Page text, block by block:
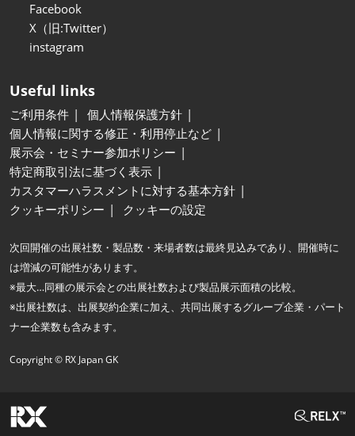
Facebook
X（旧:Twitter）
instagram
Useful links
ご利用条件
個人情報保護方針
個人情報に関する修正・利用停止など
展示会・セミナー参加ポリシー
特定商取引法に基づく表示
カスタマーハラスメントに対する基本方針
クッキーポリシー
クッキーの設定
次回開催の出展社数・製品数・来場者数は最終見込みであり、開催時に
は増減の可能性があります。
※最大…同種の展示会との出展社数および製品展示面積の比較。
※出展社数は、出展契約企業に加え、共同出展するグループ企業・パート
ナー企業数も含みます。
Copyright © RX Japan GK